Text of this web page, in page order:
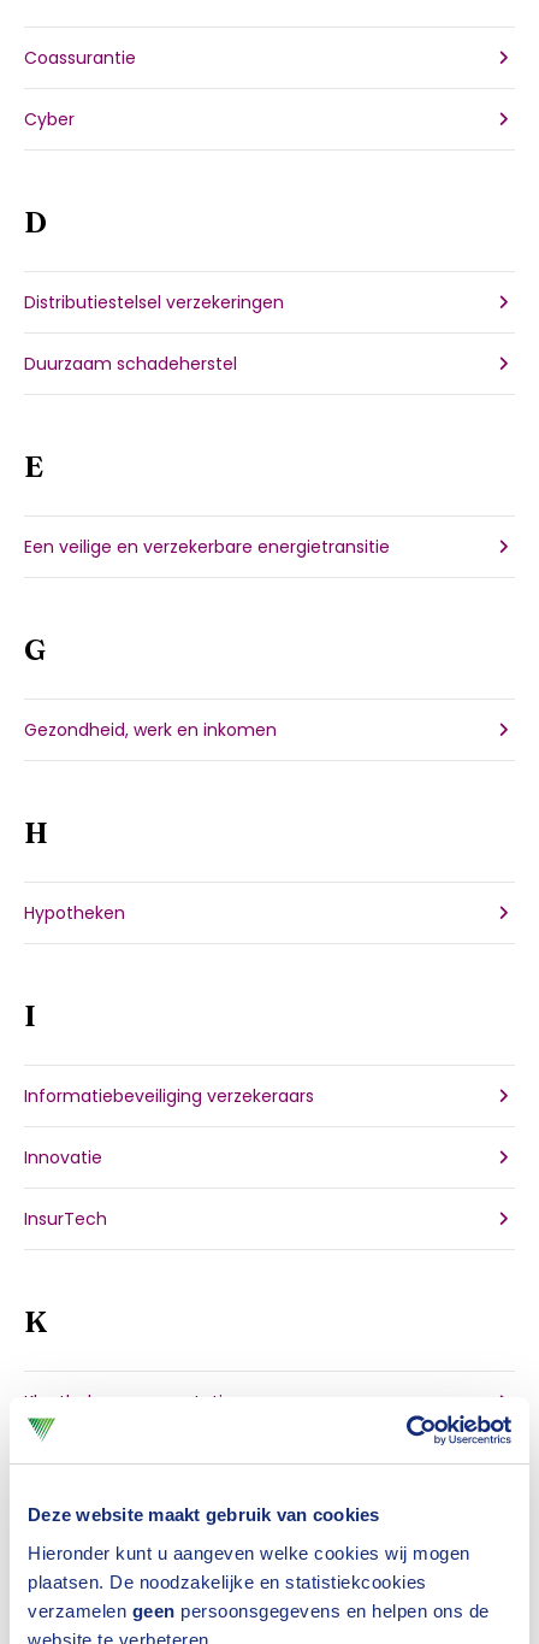
Deze website maakt gebruik van cookies
Hieronder kunt u aangeven welke cookies wij mogen
plaatsen. De noodzakelijke en statistiekcookies
verzamelen geen persoonsgegevens en helpen ons de
website te verbeteren.
Coassurantie
Cyber
D
Distributiestelsel verzekeringen
Duurzaam schadeherstel
E
Een veilige en verzekerbare energietransitie
G
Gezondheid, werk en inkomen
H
Hypotheken
I
Informatiebeveiliging verzekeraars
Innovatie
InsurTech
K
Klantbelang en reputatie
Klimaat & duurzaamheid
L